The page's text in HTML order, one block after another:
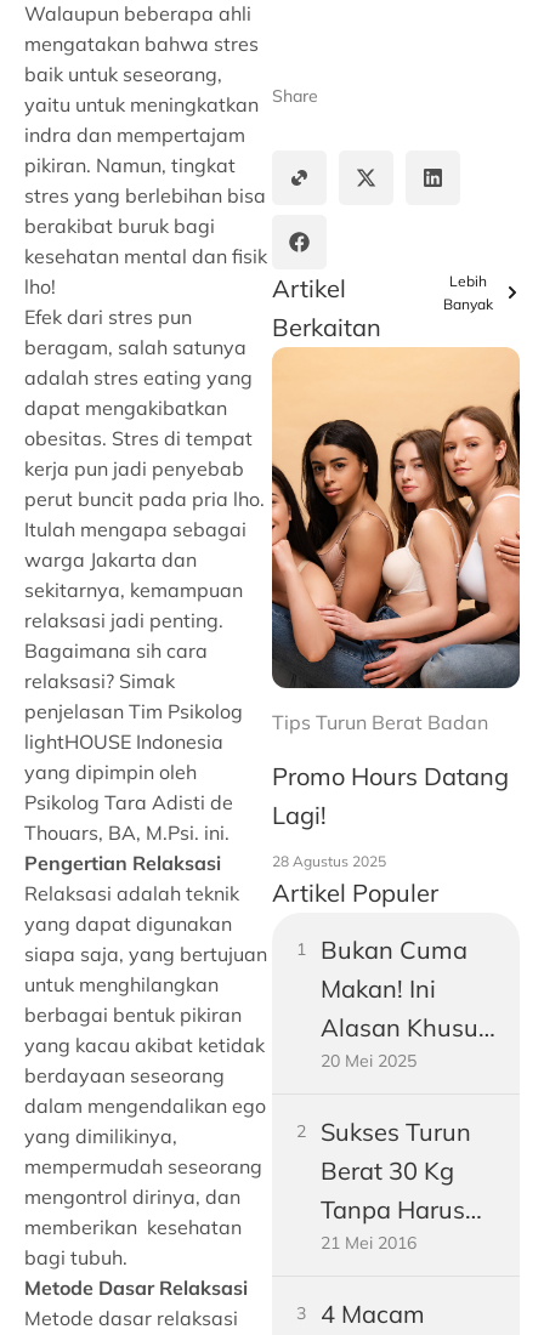
Walaupun beberapa ahli
mengatakan bahwa stres
baik untuk seseorang,
yaitu untuk meningkatkan
indra dan mempertajam
pikiran. Namun, tingkat
stres yang berlebihan bisa
berakibat buruk bagi
kesehatan mental dan fisik
lho!
Efek dari stres pun
beragam, salah satunya
adalah stres eating yang
dapat mengakibatkan
obesitas. Stres di tempat
kerja pun jadi penyebab
perut buncit pada pria lho.
Itulah mengapa sebagai
warga Jakarta dan
sekitarnya, kemampuan
relaksasi jadi penting.
Bagaimana sih cara
relaksasi? Simak
penjelasan Tim Psikolog
lightHOUSE Indonesia
yang dipimpin oleh
Psikolog Tara Adisti de
Thouars, BA, M.Psi. ini.
Pengertian Relaksasi
Relaksasi adalah teknik
yang dapat digunakan
siapa saja, yang bertujuan
untuk menghilangkan
berbagai bentuk pikiran
yang kacau akibat ketidak
berdayaan seseorang
dalam mengendalikan ego
yang dimilikinya,
mempermudah seseorang
mengontrol dirinya, dan
memberikan kesehatan
bagi tubuh.
Metode Dasar Relaksasi
Metode dasar relaksasi
Share
Artikel
Berkaitan
Lebih
Banyak
Tips Turun Berat Badan
Promo Hours Datang
Lagi!
28 Agustus 2025
Artikel Populer
Bukan Cuma
Makan! Ini
Alasan Khusus
Perut Pria
Gampang
Buncit
20 Mei 2025
Sukses Turun
Berat 30 Kg
Tanpa Harus
Jadi Vegetarian
21 Mei 2016
4 Macam